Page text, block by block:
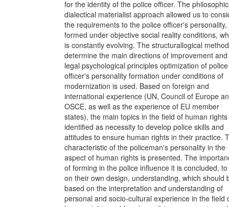
for the identity of the police officer. The
dialectical materialist approach allowed us to
the requirements to the police officer's personality,
formed under objective social reality conditions,
is constantly evolving. The structurallogical
determine the main directions of improvement and
legal psychological principles optimization of police
officer's personality formation under conditions of
modernization is used. Based on foreign and
international experience (UN, Council of Europe
OSCE, as well as the experience of EU member
states), the main topics in the field of human
identified as necessity to develop police skills and
attitudes to ensure human rights in their practice.
characteristic of the policeman's personality in the
aspect of human rights is presented. The
of forming in the police influence it is concluded,
on their own design, understanding, which should
based on the interpretation and understanding of
personal and socio-cultural experience in the field